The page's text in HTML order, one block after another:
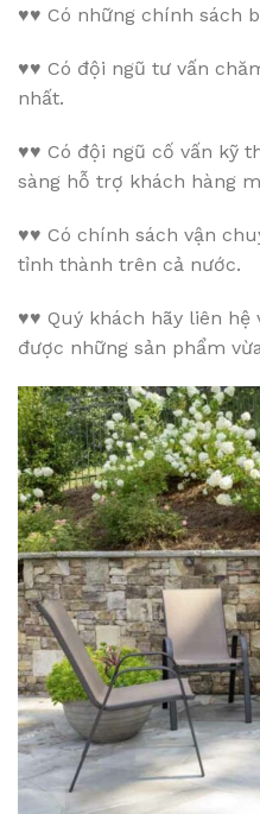
♥♥ Có những chính sách
♥♥ Có đội ngũ tư vấn
nhất.
♥♥ Có đội ngũ cố vấn kỹ
sàng hỗ trợ khách hàng
♥♥ Có chính sách vận
tỉnh thành trên cả nước.
♥♥ Quý khách hãy liên
được những sản phẩm